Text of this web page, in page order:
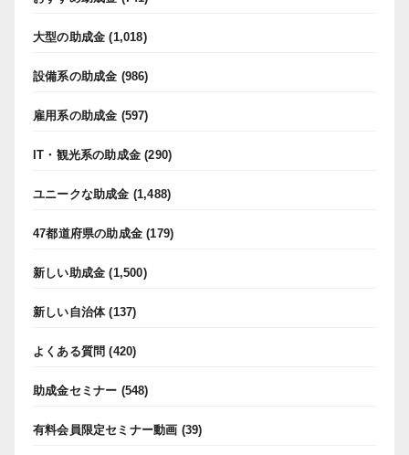
大型の助成金 (1,018)
設備系の助成金 (986)
雇用系の助成金 (597)
IT・観光系の助成金 (290)
ユニークな助成金 (1,488)
47都道府県の助成金 (179)
新しい助成金 (1,500)
新しい自治体(137)
よくある質問 (420)
助成金セミナー (548)
有料会員限定セミナー動画 (39)